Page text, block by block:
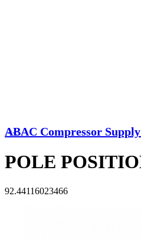
ABAC Compressor
<<
POLE
92.44116023466